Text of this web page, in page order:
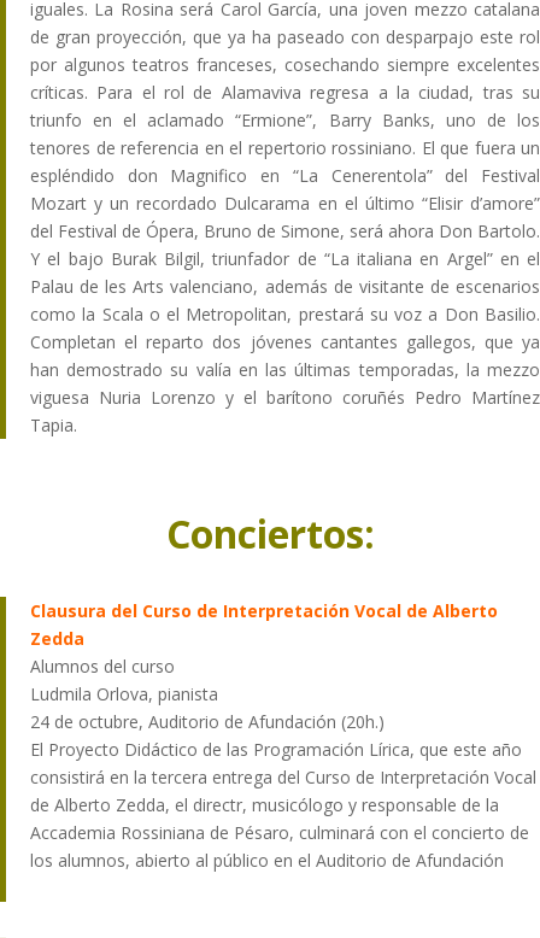
iguales. La Rosina será Carol García, una joven mezzo catalana
de gran proyección, que ya ha paseado con desparpajo este rol
por algunos teatros franceses, cosechando siempre excelentes
críticas. Para el rol de Alamaviva regresa a la ciudad, tras su
triunfo en el aclamado “Ermione”, Barry Banks, uno de los
tenores de referencia en el repertorio rossiniano. El que fuera un
espléndido don Magnifico en “La Cenerentola” del Festival
Mozart y un recordado Dulcarama en el último “Elisir d’amore”
del Festival de Ópera, Bruno de Simone, será ahora Don Bartolo.
Y el bajo Burak Bilgil, triunfador de “La italiana en Argel” en el
Palau de les Arts valenciano, además de visitante de escenarios
como la Scala o el Metropolitan, prestará su voz a Don Basilio.
Completan el reparto dos jóvenes cantantes gallegos, que ya
han demostrado su valía en las últimas temporadas, la mezzo
viguesa Nuria Lorenzo y el barítono coruñés Pedro Martínez
Tapia.
Conciertos:
Clausura del Curso de Interpretación Vocal de Alberto
Zedda
Alumnos del curso
Ludmila Orlova, pianista
24 de octubre, Auditorio de Afundación (20h.)
El Proyecto Didáctico de las Programación Lírica, que este año
consistirá en la tercera entrega del Curso de Interpretación Vocal
de Alberto Zedda, el directr, musicólogo y responsable de la
Accademia Rossiniana de Pésaro, culminará con el concierto de
los alumnos, abierto al público en el Auditorio de Afundación